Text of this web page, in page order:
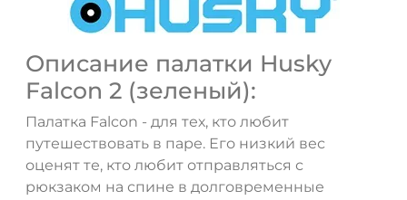
Описание палатки Husky
Falcon 2 (зеленый):
Палатка Falcon - для тех, кто любит
путешествовать в паре. Его низкий вес
оценят те, кто любит отправляться с
рюкзаком на спине в долговременные